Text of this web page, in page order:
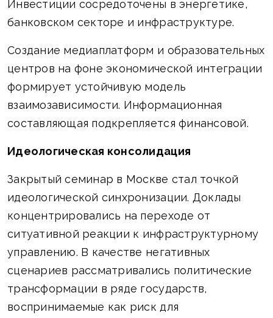
Инвестиции сосредоточены в энергетике,
банковском секторе и инфраструктуре.
Создание медиаплатформ и образовательных
центров на фоне экономической интеграции
формирует устойчивую модель
взаимозависимости. Информационная
составляющая подкрепляется финансовой.
Идеологическая консолидация
Закрытый семинар в Москве стал точкой
идеологической синхронизации. Доклады
концентрировались на переходе от
ситуативной реакции к инфраструктурному
управлению. В качестве негативных
сценариев рассматривались политические
трансформации в ряде государств,
воспринимаемые как риск для